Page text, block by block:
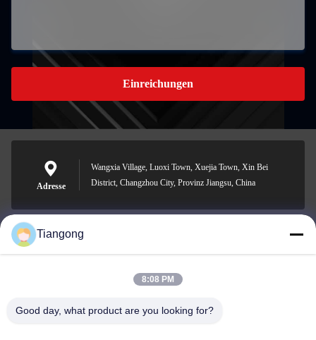
Einreichungen
Adresse
Wangxia Village, Luoxi Town, Xuejia Town, Xin Bei
District, Changzhou City, Provinz Jiangsu, China
lhh@cztgforging.com
Tiangong
8:08 PM
Good day, what product are you looking for?